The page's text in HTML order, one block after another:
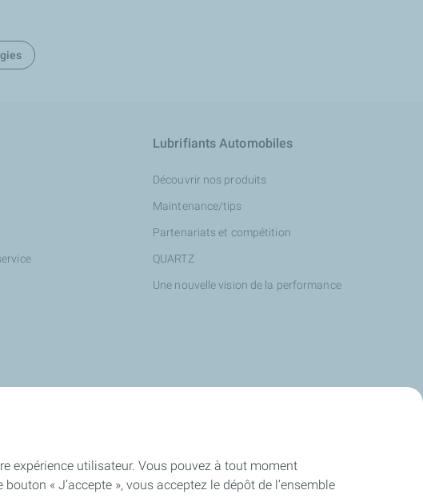
Lubrifiants Automobiles
Découvrir nos produits
Maintenance/tips
Partenariats et compétition
QUARTZ
Une nouvelle vision de la performance
expérience utilisateur. Vous pouvez à tout moment
« J’accepte », vous acceptez le dépôt de l’ensemble